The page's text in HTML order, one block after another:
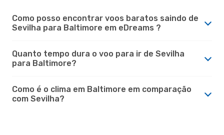
Como posso encontrar voos baratos saindo de
Sevilha para Baltimore em eDreams ?
Quanto tempo dura o voo para ir de Sevilha
para Baltimore?
Como é o clima em Baltimore em comparação
com Sevilha?